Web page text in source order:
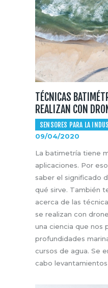
TÉCNICAS
REALIZAN CON
SENSORES PARA LA
09/04/2020
La batimetría tiene
aplicaciones. Por
saber el significado
qué sirve. También
acerca de las
se realizan con
una ciencia que nos
profundidades
cursos de agua. Se
cabo